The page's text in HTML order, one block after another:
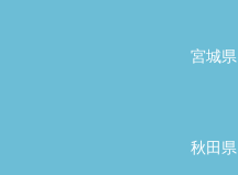
宮城県
秋田県